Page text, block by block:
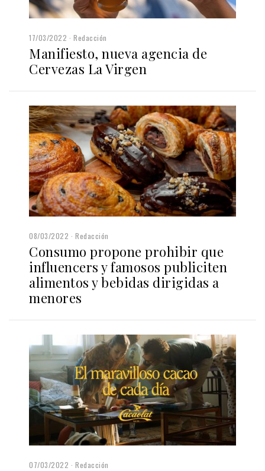
17/03/2022 Redacción
Manifiesto, nueva agencia de
Cervezas La Virgen
08/03/2022 Redacción
Consumo propone prohibir que
influencers y famosos publiciten
alimentos y bebidas dirigidas a
menores
07/03/2022 Redacción